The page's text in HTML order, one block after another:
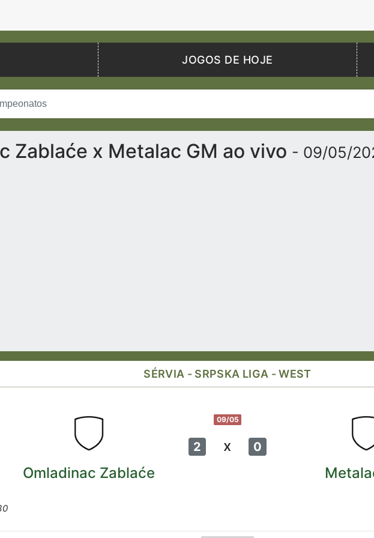
JOGOS DE HOJE
Zablaće x Metalac GM ao vivo - 09/05/
SÉRVIA - SRPSKA LIGA - WEST
09/05
2 x 0
Omladinac Zablaće